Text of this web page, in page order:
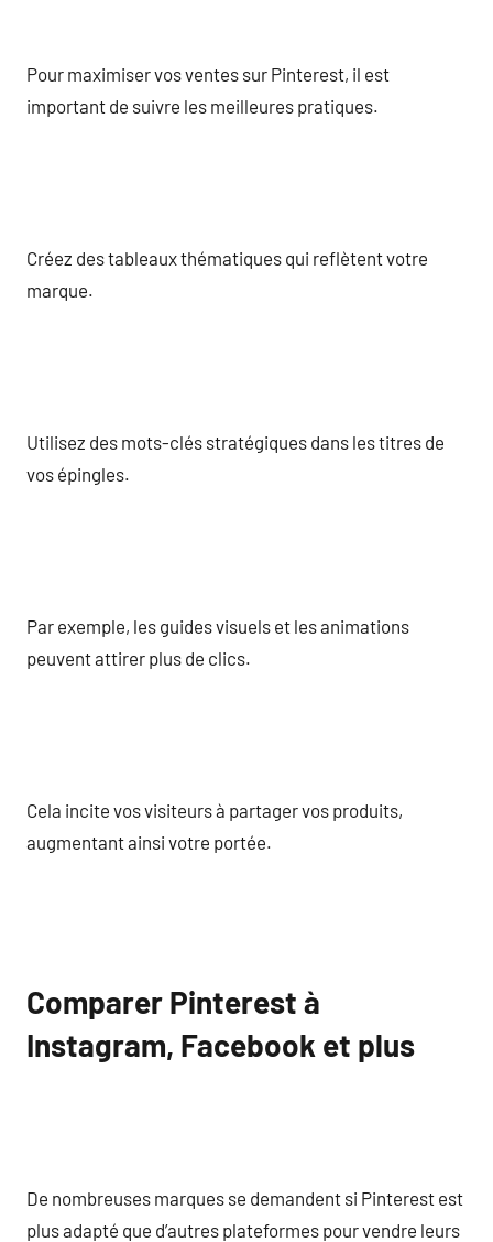
Pour maximiser vos ventes sur Pinterest, il est
important de suivre les meilleures pratiques.
Créez des tableaux thématiques qui reflètent votre
marque.
Utilisez des mots-clés stratégiques dans les titres de
vos épingles.
Par exemple, les guides visuels et les animations
peuvent attirer plus de clics.
Cela incite vos visiteurs à partager vos produits,
augmentant ainsi votre portée.
Comparer Pinterest à
Instagram, Facebook et plus
De nombreuses marques se demandent si Pinterest est
plus adapté que d’autres plateformes pour vendre leurs